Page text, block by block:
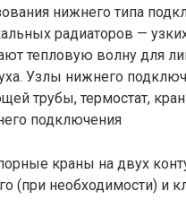
нижнего типа
радиаторов —
тепловую волну для
Узлы нижнего
трубы, термостат,
подключения
краны на двух
(при необходимости) и